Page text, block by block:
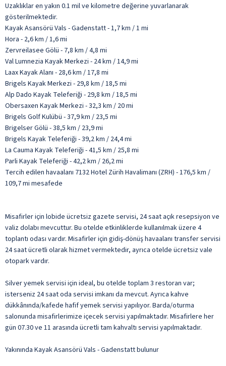
Uzaklıklar en yakın 0.1 mil ve kilometre değerine yuvarlanarak
gösterilmektedir.
Kayak Asansörü Vals - Gadenstatt - 1,7 km / 1 mi
Hora - 2,6 km / 1,6 mi
Zervreilasee Gölü - 7,8 km / 4,8 mi
Val Lumnezia Kayak Merkezi - 24 km / 14,9 mi
Laax Kayak Alanı - 28,6 km / 17,8 mi
Brigels Kayak Merkezi - 29,8 km / 18,5 mi
Alp Dado Kayak Teleferiği - 29,8 km / 18,5 mi
Obersaxen Kayak Merkezi - 32,3 km / 20 mi
Brigels Golf Kulübü - 37,9 km / 23,5 mi
Brigelser Gölü - 38,5 km / 23,9 mi
Brigels Kayak Teleferiği - 39,2 km / 24,4 mi
La Cauma Kayak Teleferiği - 41,5 km / 25,8 mi
Parli Kayak Teleferiği - 42,2 km / 26,2 mi
Tercih edilen havaalanı 7132 Hotel Zürih Havalimanı (ZRH) - 176,5 km /
109,7 mi mesafede
Misafirler için lobide ücretsiz gazete servisi, 24 saat açık resepsiyon ve
valiz dolabı mevcuttur. Bu otelde etkinliklerde kullanılmak üzere 4
toplantı odası vardır. Misafirler için gidiş-dönüş havaalanı transfer servisi
24 saat ücretli olarak hizmet vermektedir, ayrıca otelde ücretsiz vale
otopark vardır.
Silver yemek servisi için ideal, bu otelde toplam 3 restoran var;
isterseniz 24 saat oda servisi imkanı da mevcut. Ayrıca kahve
dükkânında/kafede hafif yemek servisi yapılıyor. Barda/oturma
salonunda misafirlerimize içecek servisi yapılmaktadır. Misafirlere her
gün 07.30 ve 11 arasında ücretli tam kahvaltı servisi yapılmaktadır.
Yakınında Kayak Asansörü Vals - Gadenstatt bulunur